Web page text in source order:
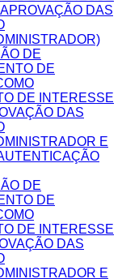
DAS
DE
DE
DE INTERESSE
DAS
E
DE
DE
DE INTERESSE
DAS
E